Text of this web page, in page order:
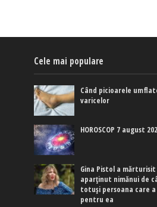
Cele mai populare
Când picioarele
varicelor
HOROSCOP 7 august
Gina Pistol a
aparținut nimănui de
totuși persoana care
pentru ea